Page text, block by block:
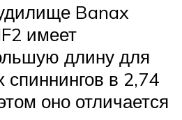
Banax
имеет
длину для
спиннингов в 2,74
оно отличается